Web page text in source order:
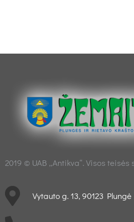
2019 © UAB „Antikva“. Visos teisės
Vytauto g. 13, 90123 Plungė